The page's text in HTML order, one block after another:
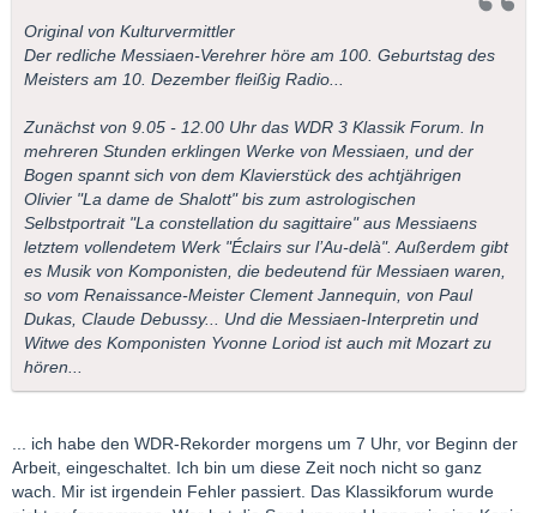
Original von Kulturvermittler
Der redliche Messiaen-Verehrer höre am 100. Geburtstag des
Meisters am 10. Dezember fleißig Radio...
Zunächst von 9.05 - 12.00 Uhr das WDR 3 Klassik Forum. In
mehreren Stunden erklingen Werke von Messiaen, und der
Bogen spannt sich von dem Klavierstück des achtjährigen
Olivier "La dame de Shalott" bis zum astrologischen
Selbstportrait "La constellation du sagittaire" aus Messiaens
letztem vollendetem Werk "Éclairs sur l’Au-delà". Außerdem gibt
es Musik von Komponisten, die bedeutend für Messiaen waren,
so vom Renaissance-Meister Clement Jannequin, von Paul
Dukas, Claude Debussy... Und die Messiaen-Interpretin und
Witwe des Komponisten Yvonne Loriod ist auch mit Mozart zu
hören...
... ich habe den WDR-Rekorder morgens um 7 Uhr, vor Beginn der
Arbeit, eingeschaltet. Ich bin um diese Zeit noch nicht so ganz
wach. Mir ist irgendein Fehler passiert. Das Klassikforum wurde